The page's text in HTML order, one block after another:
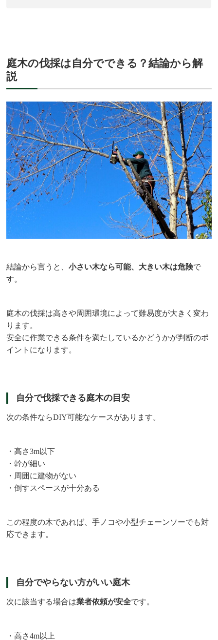
庭木の伐採は自分でできる？結論から解
説
結論から言うと、小さい木なら可能、大きい木は危険で
す。
庭木の伐採は高さや周囲環境によって難易度が大きく変わ
ります。
安全に作業できる条件を満たしているかどうかが判断のポ
イントになります。
自分で伐採できる庭木の目安
次の条件ならDIY可能なケースがあります。
・高さ3m以下
・幹が細い
・周囲に建物がない
・倒すスペースが十分ある
この程度の木であれば、手ノコや小型チェーンソーでも対
応できます。
自分でやらない方がいい庭木
次に該当する場合は業者依頼が安全です。
・高さ4m以上